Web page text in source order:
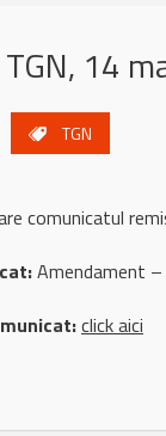
14
TGN
comunicatul
Amendament
click aici